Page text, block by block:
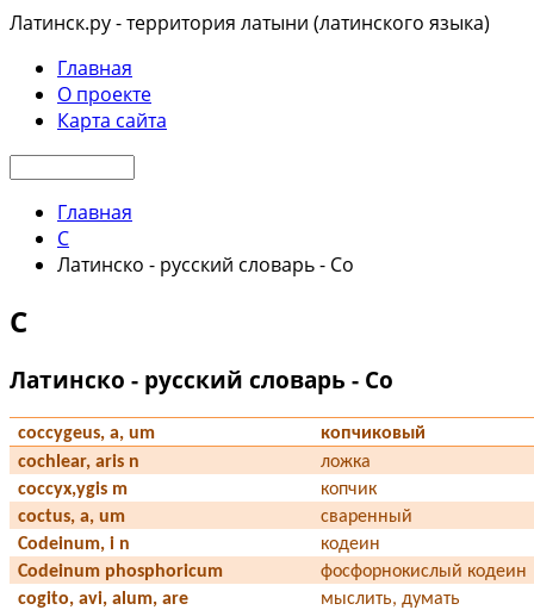
Латинск.ру - территория латыни (латинского языка)
Главная
О проекте
Карта сайта
Главная
C
Латинско - русский словарь - Co
C
Латинско - русский словарь - Co
coccygeus, a, um
копчиковый
cochlear, aris n
ложка
coccyx,ygis m
копчик
coctus, a, um
сваренный
Codeinum, i n
кодеин
Codeinum phosphoricum
фосфорнокислый кодеин
cogito, avi, alum, are
мыслить, думать